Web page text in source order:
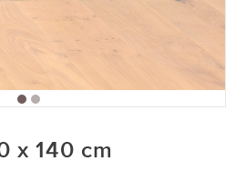
x 140 cm